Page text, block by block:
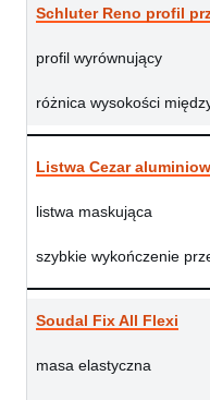
Schluter Reno profil
profil wyrównujący
różnica wysokości
Listwa Cezar
listwa maskująca
szybkie wykończenie
Soudal Fix All Flexi
masa elastyczna